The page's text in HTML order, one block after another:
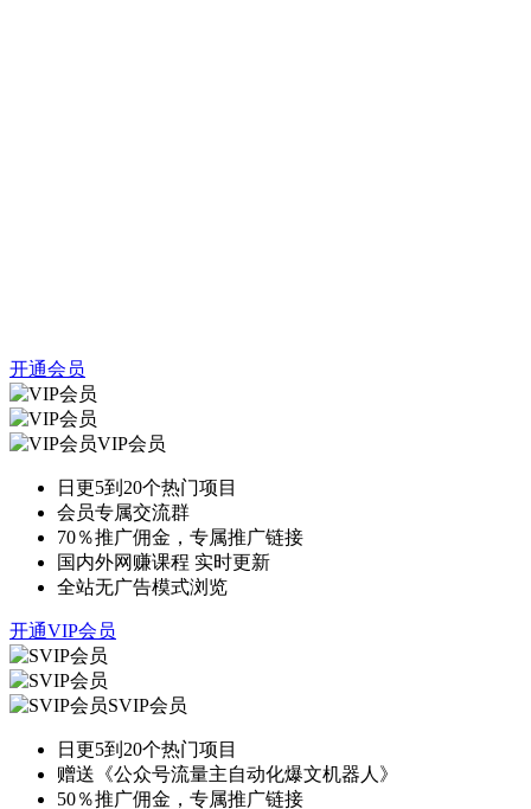
开通会员
VIP会员
日更5到20个热门项目
会员专属交流群
70％推广佣金，专属推广链接
国内外网赚课程 实时更新
全站无广告模式浏览
开通VIP会员
SVIP会员
日更5到20个热门项目
赠送《公众号流量主自动化爆文机器人》
50％推广佣金，专属推广链接